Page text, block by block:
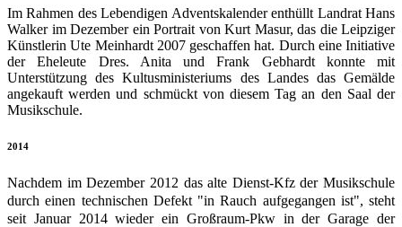
Im Rahmen des Lebendigen Adventskalender enthüllt Landrat Hans
Walker im Dezember ein Portrait von Kurt Masur, das die Leipziger
Künstlerin Ute Meinhardt 2007 geschaffen hat. Durch eine Initiative
der Eheleute Dres. Anita und Frank Gebhardt konnte mit
Unterstützung des Kultusministeriums des Landes das Gemälde
angekauft werden und schmückt von diesem Tag an den Saal der
Musikschule.
2014
Nachdem im Dezember 2012 das alte Dienst-Kfz der Musikschule
durch einen technischen Defekt "in Rauch aufgegangen ist", steht
seit Januar 2014 wieder ein Großraum-Pkw in der Garage der